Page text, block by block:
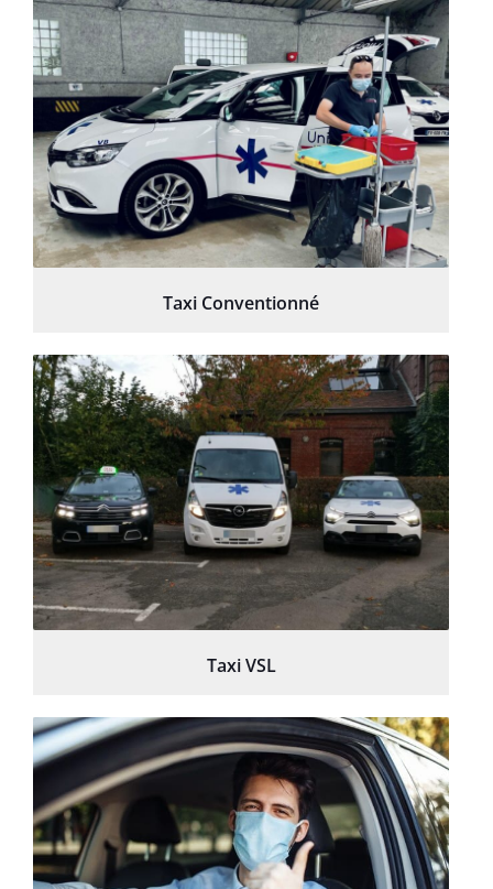
Taxi Conventionné
Taxi VSL